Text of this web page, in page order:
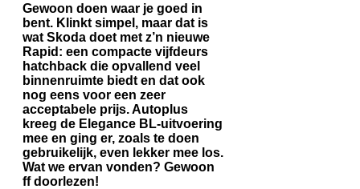
Gewoon doen waar je goed in
bent. Klinkt simpel, maar dat is
wat Skoda doet met z’n nieuwe
Rapid: een compacte vijfdeurs
hatchback die opvallend veel
binnenruimte biedt en dat ook
nog eens voor een zeer
acceptabele prijs. Autoplus
kreeg de Elegance BL-uitvoering
mee en ging er, zoals te doen
gebruikelijk, even lekker mee los.
Wat we ervan vonden? Gewoon
ff doorlezen!